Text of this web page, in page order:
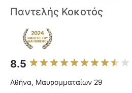
Παντελής Κοκοτός
8.5
Αθήνα, Μαυρομματαίων 29